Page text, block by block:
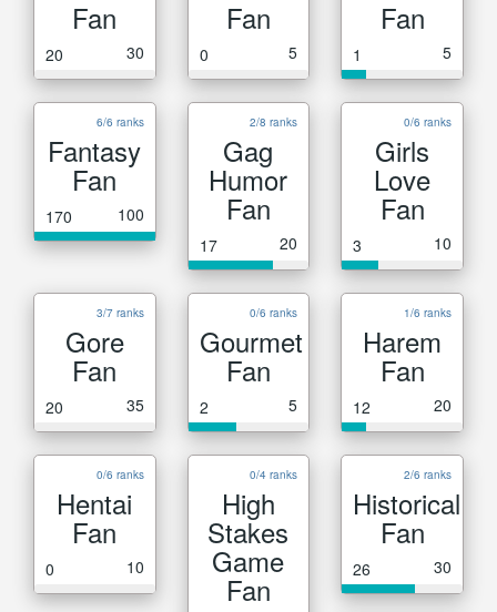
Fan
20 30
Fan
0 5
Fan
1 5
6/6 ranks
Fantasy
Fan
170 100
2/8 ranks
Gag
Humor
Fan
17 20
0/6 ranks
Girls
Love
Fan
3 10
3/7 ranks
Gore
Fan
20 35
0/6 ranks
Gourmet
Fan
2 5
1/6 ranks
Harem
Fan
12 20
0/6 ranks
Hentai
Fan
0 10
0/4 ranks
High
Stakes
Game
Fan
2/6 ranks
Historical
Fan
26 30